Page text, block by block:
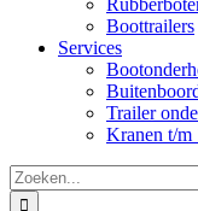
Boottrailers
Services
Trailer
Kranen t/m
Zoeken
naar: